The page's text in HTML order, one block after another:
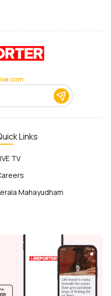
Links
TV
Mahayudham